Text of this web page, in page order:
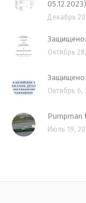
05.12.2023)
Декабрь
Октябрь
Октябрь 6,
Pumpman
Июль 19,